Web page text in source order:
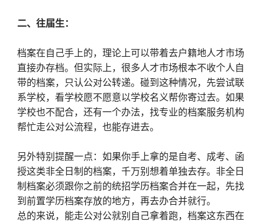
二、往届生：
档案在自己手上的，理论上可以带着去户籍地人才市场
直接办存档。但实际上，很多人才市场根本不收个人自
带的档案，只认公对公转递。碰到这种情况，先尝试联
系学校，看学校愿不愿意以学校名义帮你寄过去。如果
学校也不配合，还有一个办法，找专业的档案服务机构
帮忙走公对公流程，也能存进去。
另外特别提醒一点：如果你手上拿的是自考、成考、函
授这类非全日制的档案，千万别想着单独去存。非全日
制档案必须跟你之前的统招学历档案合并在一起，先找
到前置学历档案存放的地方，再去办合并就行。
总的来说，能走公对公就别自己拿着跑，档案这东西在